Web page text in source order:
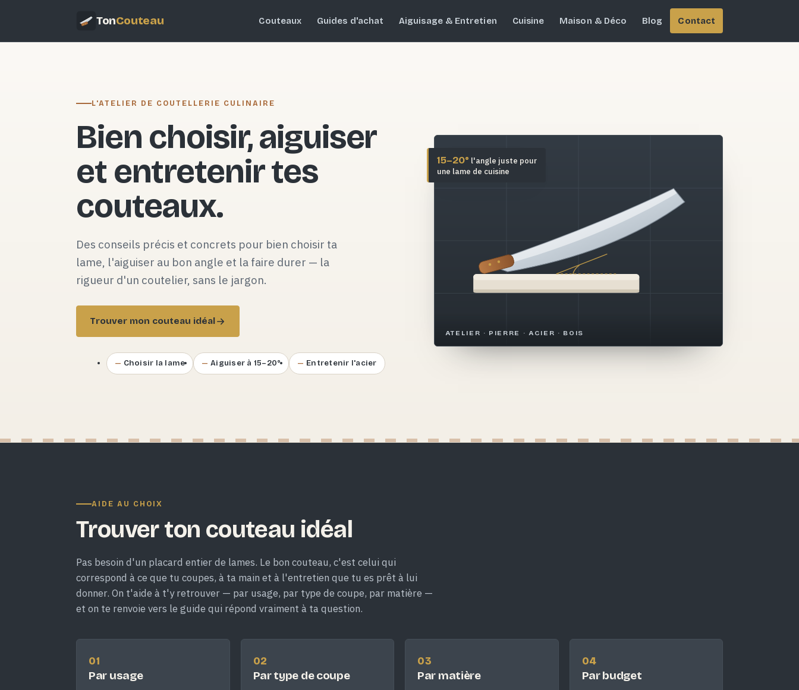
TonCouteau Couteaux Guides d'achat Aiguisage & Entretien Cuisine Maison & Déco Blog Contact
L'ATELIER DE COUTELLERIE CULINAIRE
Bien choisir, aiguiser
et entretenir tes
couteaux.
Des conseils précis et concrets pour bien choisir ta
lame, l'aiguiser au bon angle et la faire durer — la
rigueur d'un coutelier, sans le jargon.
Trouver mon couteau idéal
Choisir la lame Aiguiser à 15–20° Entretenir l'acier
ATELIER · PIERRE · ACIER · BOIS
15–20° l'angle juste pour
une lame de cuisine
AIDE AU CHOIX
Trouver ton couteau idéal
Pas besoin d'un placard entier de lames. Le bon couteau, c'est celui qui
correspond à ce que tu coupes, à ta main et à l'entretien que tu es prêt à lui
donner. On t'aide à t'y retrouver — par usage, par type de coupe, par matière —
et on te renvoie vers le guide qui répond vraiment à ta question.
01
Par usage
02
Par type de coupe
03
Par matière
04
Par budget